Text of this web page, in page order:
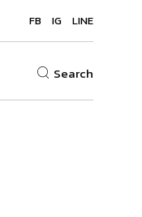
FB IG LINE
Search